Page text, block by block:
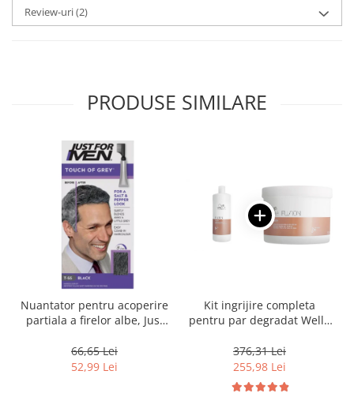
Review-uri(2)
PRODUSE SIMILARE
Nuantator pentru acoperire
partiala a firelor albe, Just
Touch of Grey, 40 g
66,65 Lei
52,99 Lei
Kit ingrijire completa
pentru par degradat Wella
Salon Size
376,31 Lei
255,98 Lei